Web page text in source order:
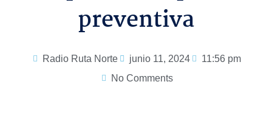
preventiva
Radio Ruta Norte junio 11, 2024
11:56 pm
No Comments